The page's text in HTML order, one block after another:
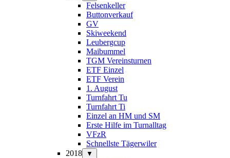
Felsenkeller
Buttonverkauf
GV
Skiweekend
Leubergcup
Maibummel
TGM Vereinsturnen
ETF Einzel
ETF Verein
1. August
Turnfahrt Tu
Turnfahrt Ti
Einzel an HM und SM
Erste Hilfe im Turnalltag
VFzR
Schnellste Tägerwiler
2018
▼